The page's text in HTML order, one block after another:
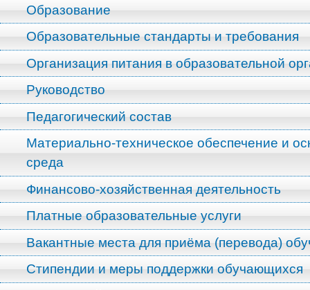
Образование
Образовательные стандарты и требования
Организация питания в образовательной
Руководство
Педагогический состав
Материально-техническое обеспечение и
среда
Финансово-хозяйственная деятельность
Платные образовательные услуги
Вакантные места для приёма (перевода)
Стипендии и меры поддержки обучающихся